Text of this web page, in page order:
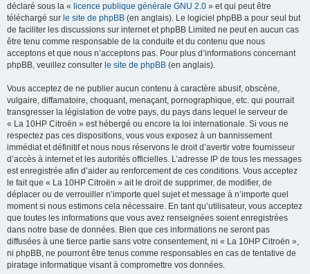
déclaré sous la « licence publique générale GNU 2.0 » et qui peut être
téléchargé sur le site de phpBB (en anglais). Le logiciel phpBB a pour seul but
de faciliter les discussions sur internet et phpBB Limited ne peut en aucun cas
être tenu comme responsable de la conduite et du contenu que nous
acceptons et que nous n’acceptons pas. Pour plus d’informations concernant
phpBB, veuillez consulter le site de phpBB (en anglais).
Vous acceptez de ne publier aucun contenu à caractère abusif, obscène,
vulgaire, diffamatoire, choquant, menaçant, pornographique, etc. qui pourrait
transgresser la législation de votre pays, du pays dans lequel le serveur de
« La 10HP Citroën » est hébergé ou encore la loi internationale. Si vous ne
respectez pas ces dispositions, vous vous exposez à un bannissement
immédiat et définitif et nous nous réservons le droit d’avertir votre fournisseur
d’accès à internet et les autorités officielles. L’adresse IP de tous les messages
est enregistrée afin d’aider au renforcement de ces conditions. Vous acceptez
le fait que « La 10HP Citroën » ait le droit de supprimer, de modifier, de
déplacer ou de verrouiller n’importe quel sujet et message à n’importe quel
moment si nous estimons cela nécessaire. En tant qu’utilisateur, vous acceptez
que toutes les informations que vous avez renseignées soient enregistrées
dans notre base de données. Bien que ces informations ne seront pas
diffusées à une tierce partie sans votre consentement, ni « La 10HP Citroën »,
ni phpBB, ne pourront être tenus comme responsables en cas de tentative de
piratage informatique visant à compromettre vos données.